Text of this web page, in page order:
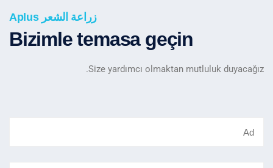
زراعة الشعر Aplus
Bizimle temasa geçin
Size yardımcı olmaktan mutluluk duyacağız.